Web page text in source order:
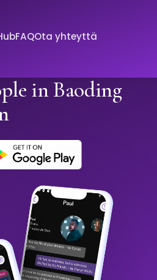
FAQOta yhteyttä
in Baoding